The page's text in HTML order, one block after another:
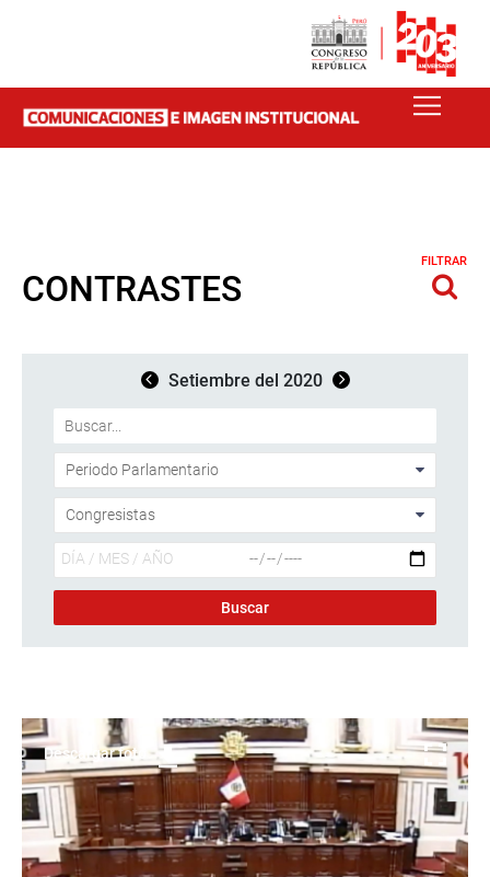
CONTRASTES
FILTRAR
Setiembre del 2020
Descargar foto